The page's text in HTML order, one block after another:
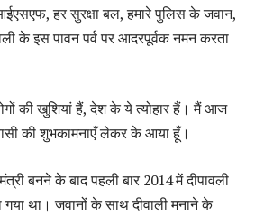
हर सुरक्षा बल, हमारे पुलिस के जवान,
के इस पावन पर्व पर आदरपूर्वक नमन करता
की खुशियां हैं, देश के ये त्‍योहार हैं। मैं आज
की शुभकामनाएँ लेकर के आया हूँ।
बनने के बाद पहली बार 2014 में दीपावली
गया था। जवानों के साथ दीवाली मनाने के